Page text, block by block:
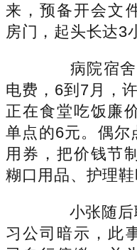
来，预备开会文
房门，起头长达3
病院宿舍
电费，6到7月，
正在食堂吃饭廉
单点的6元。偶尔
用券，把价钱节
糊口用品、护理鞋
小张随后
习公司暗示，此